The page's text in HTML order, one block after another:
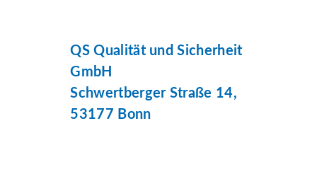
QS Qualität und Sicherheit
GmbH
Schwertberger Straße 14,
53177 Bonn